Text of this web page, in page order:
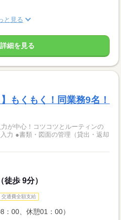
と見る
細を見る
もくもく！同業務9名！
が中心！コツコツとルーティンの
歩 9分）
交通費全額支給
00、休憩01：00）